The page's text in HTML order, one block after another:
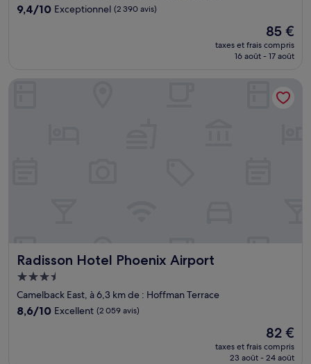
9.4
9,4/10 Exceptionnel (2 390 avis)
Le
nouveau
prix
85 €
85 €
taxes et frais compris
16 août - 17 août
Radisson Hotel Phoenix Airport
Radisson Hotel Phoenix Airport
Hébergement
3.5 étoiles
Camelback East, à 6,3 km de : Hoffman Terrace
8.6
8,6/10 Excellent (2 059 avis)
Le
nouveau
prix
82 €
taxes et frais compris
23 août - 24 août
Radisson Hotel Phoenix Airport